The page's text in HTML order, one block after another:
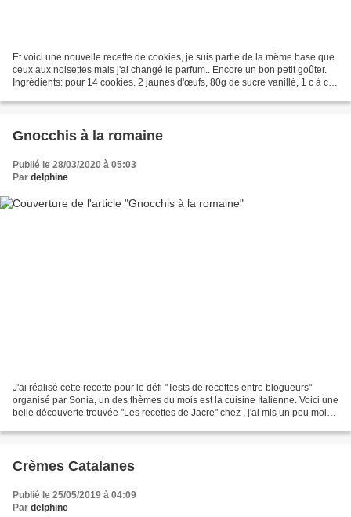
Et voici une nouvelle recette de cookies, je suis partie de la même base que
ceux aux noisettes mais j'ai changé le parfum.. Encore un bon petit goûter.
Ingrédients: pour 14 cookies. 2 jaunes d'œufs, 80g de sucre vanillé, 1 c à c
Gnocchis à la romaine
Publié le 28/03/2020 à 05:03
Par delphine
J'ai réalisé cette recette pour le défi "Tests de recettes entre blogueurs"
organisé par Sonia, un des thèmes du mois est la cuisine Italienne. Voici une
belle découverte trouvée "Les recettes de Jacre" chez , j'ai mis un peu moins
Crèmes Catalanes
Publié le 25/05/2019 à 04:09
Par delphine